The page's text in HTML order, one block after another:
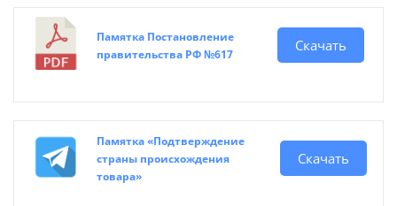
Памятка Постановление
правительства РФ №617
Скачать
Памятка «Подтверждение
страны происхождения
товара»
Скачать